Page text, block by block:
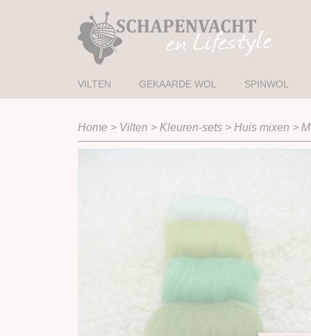
VILTEN GEKAARDE WOL SPINWOL
Home > Vilten > Kleuren-sets > Huis mixen >